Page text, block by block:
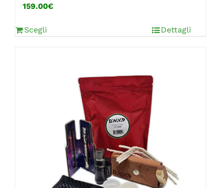
159.00€
Scegli Dettagli